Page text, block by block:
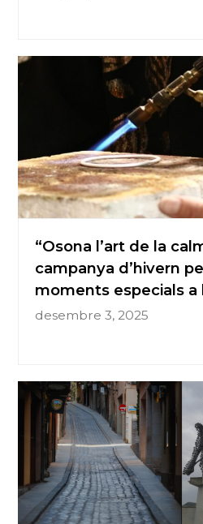
“Osona l’art de la
campanya d’hivern
moments especials a
desembre 3, 2025